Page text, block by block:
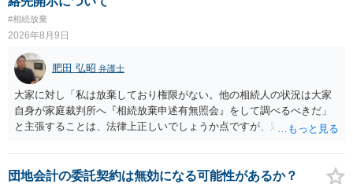
#相続放棄
2026年8月9日
肥田 弘昭 弁護士
大家に対し「私は放棄しており権限がない。他の相続人の状況は大家
自身が家庭裁判所へ『相続放棄申述有無照会』をして調べるべきだ」
と主張することは、法律上正しいでしょうか点ですが、対応としては
のは危険であること、利害関係人の大家としては、相続人を調査し
て、相続の有無や相続するのであれば退去等の話をその者とするのが
団地会計の委託契約は無効になる可能性があるか？